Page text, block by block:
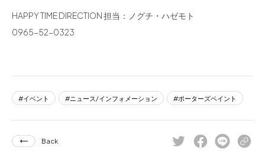
HAPPY TIME DIRECTION 担当：ノグチ・ハゼモト
0965-52-0323
イベント ニュース/インフォメーション ポーターズペイント
Back